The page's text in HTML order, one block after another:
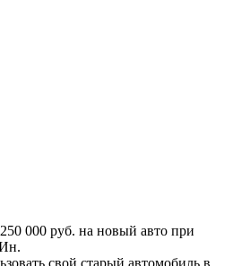
000 руб. на новый авто при
свой старый автомобиль в